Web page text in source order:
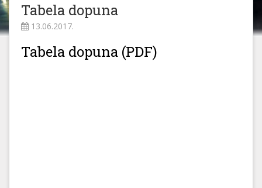
Tabela dopuna
13.06.2017.
Tabela dopuna (PDF)